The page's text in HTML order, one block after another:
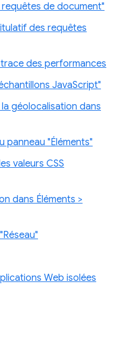
de document"
des requêtes
des performances
JavaScript"
géolocalisation dans
panneau "Éléments"
valeurs CSS
dans Éléments >
Web isolées